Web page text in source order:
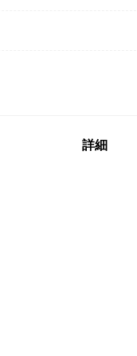
詳細